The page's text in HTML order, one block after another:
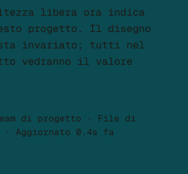
libera ora indica
progetto. Il disegno
invariato; tutti nel
vedranno il valore
di progetto · File di
Aggiornato 0.4s fa